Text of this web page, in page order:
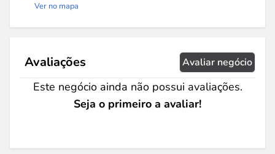
Ver no mapa
Avaliações Avaliar negócio
Este negócio ainda não possui avaliações.
Seja o primeiro a avaliar!